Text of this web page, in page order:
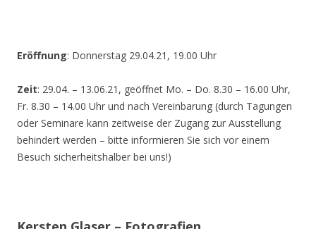
Eröffnung: Donnerstag 29.04.21, 19.00 Uhr
Zeit: 29.04. – 13.06.21, geöffnet Mo. – Do. 8.30 – 16.00 Uhr,
Fr. 8.30 – 14.00 Uhr und nach Vereinbarung (durch Tagungen
oder Seminare kann zeitweise der Zugang zur Ausstellung
behindert werden – bitte informieren Sie sich vor einem
Besuch sicherheitshalber bei uns!)